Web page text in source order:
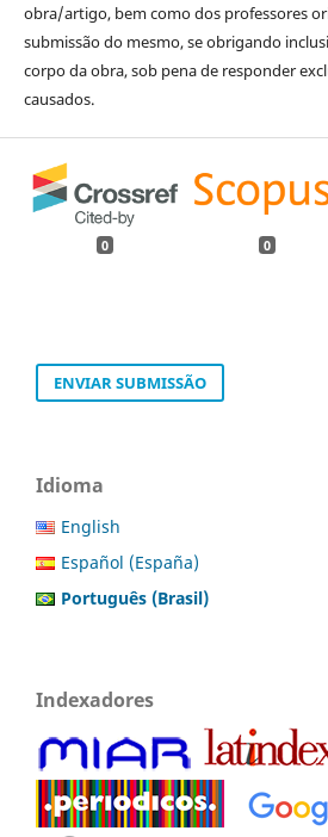
obra/artigo, bem como dos professores
submissão do mesmo, se obrigando
corpo da obra, sob pena de responder
causados.
0 0
ENVIAR SUBMISSÃO
Idioma
English
Español (España)
Português (Brasil)
Indexadores